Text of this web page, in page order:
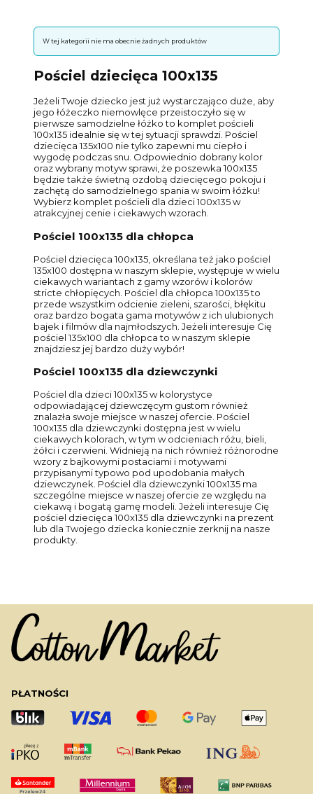
Lista produktów
W tej kategorii nie ma obecnie żadnych produktów
Pościel dziecięca 100x135
Jeżeli Twoje dziecko jest już wystarczająco duże, aby
jego łóżeczko niemowlęce przeistoczyło się w
pierwsze samodzielne łóżko to komplet pościeli
100x135 idealnie się w tej sytuacji sprawdzi. Pościel
dziecięca 135x100 nie tylko zapewni mu ciepło i
wygodę podczas snu. Odpowiednio dobrany kolor
oraz wybrany motyw sprawi, że poszewka 100x135
będzie także świetną ozdobą dziecięcego pokoju i
zachętą do samodzielnego spania w swoim łóżku!
Wybierz komplet pościeli dla dzieci 100x135 w
atrakcyjnej cenie i ciekawych wzorach.
Pościel 100x135 dla chłopca
Pościel dziecięca 100x135, określana też jako pościel
135x100 dostępna w naszym sklepie, występuje w wielu
ciekawych wariantach z gamy wzorów i kolorów
stricte chłopięcych. Pościel dla chłopca 100x135 to
przede wszystkim odcienie zieleni, szarości, błękitu
oraz bardzo bogata gama motywów z ich ulubionych
bajek i filmów dla najmłodszych. Jeżeli interesuje Cię
pościel 135x100 dla chłopca to w naszym sklepie
znajdziesz jej bardzo duży wybór!
Pościel 100x135 dla dziewczynki
Pościel dla dzieci 100x135 w kolorystyce
odpowiadającej dziewczęcym gustom również
znalazła swoje miejsce w naszej ofercie. Pościel
100x135 dla dziewczynki dostępna jest w wielu
ciekawych kolorach, w tym w odcieniach różu, bieli,
żółci i czerwieni. Widnieją na nich również różnorodne
wzory z bajkowymi postaciami i motywami
przypisanymi typowo pod upodobania małych
dziewczynek. Pościel dla dziewczynki 100x135 ma
szczególne miejsce w naszej ofercie ze względu na
ciekawą i bogatą gamę modeli. Jeżeli interesuje Cię
pościel dziecięca 100x135 dla dziewczynki na prezent
lub dla Twojego dziecka koniecznie zerknij na nasze
produkty.
PŁATNOŚCI